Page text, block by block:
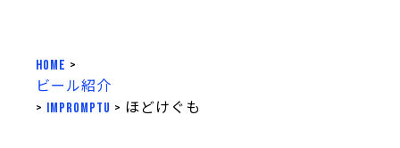
HOME >
ビール紹介
> impromptu > ほどけぐも